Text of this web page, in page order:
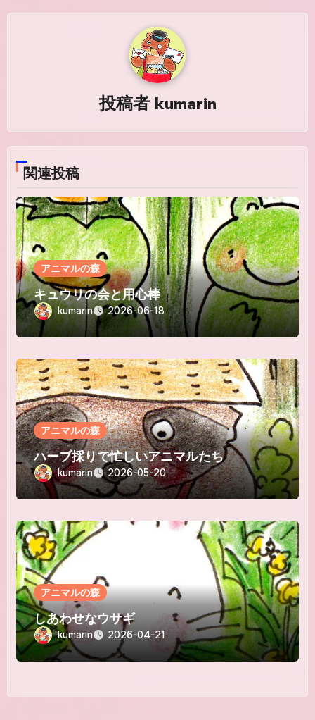
ビ
ョ
ン
投稿者 kumarin
関連投稿
アニマルの森
キュウリの会と用心棒
kumarin 2026-06-18
アニマルの森
ハーブ採りで忙しいアニマルたち
kumarin 2026-05-20
アニマルの森
しあわせなウサギ
kumarin 2026-04-21